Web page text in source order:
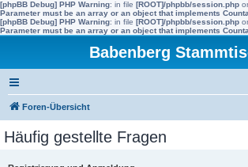
[phpBB Debug] PHP Warning: in file [ROOT]/phpbb/session.php
Parameter must be an array or an object that implements
[phpBB Debug] PHP Warning: in file [ROOT]/phpbb/session.php
Parameter must be an array or an object that implements
Babenberg
Foren-Übersicht
Häufig gestellte Fragen